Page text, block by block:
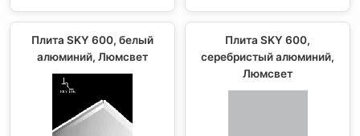
Плита SKY 600, белый
алюминий, Люмсвет
Плита SKY 600,
серебристый алюминий,
Люмсвет